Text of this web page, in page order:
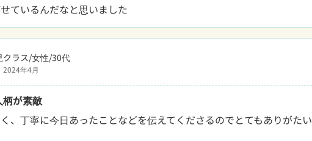
ているんだなと思いました
クラス/女性/30代
2024年4月
柄が素敵
、丁寧に今日あったことなどを伝えてくださるのでとてもありがたい